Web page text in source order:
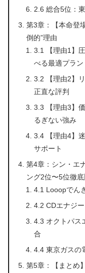
2.6 総合5位：
第3章：【本命登
倒的”理由
3.1 【理由1】
べる最適プラン
3.2 【理由2】
正直な評判
3.3 【理由3】
るぎない強み
3.4 【理由4】
サポート
第4章：シン・エ
ング2位〜5位徹
4.1 Looopでん
4.2 CDエナジ
4.3 オクトパス
合
4.4 東京ガスの
第5章：【まとめ